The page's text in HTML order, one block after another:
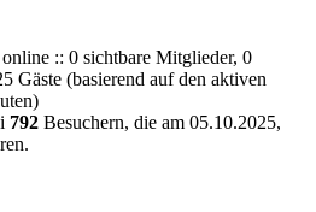
:: 0 sichtbare Mitglieder, 0
Gäste (basierend auf den aktiven
792 Besuchern, die am 05.10.2025,